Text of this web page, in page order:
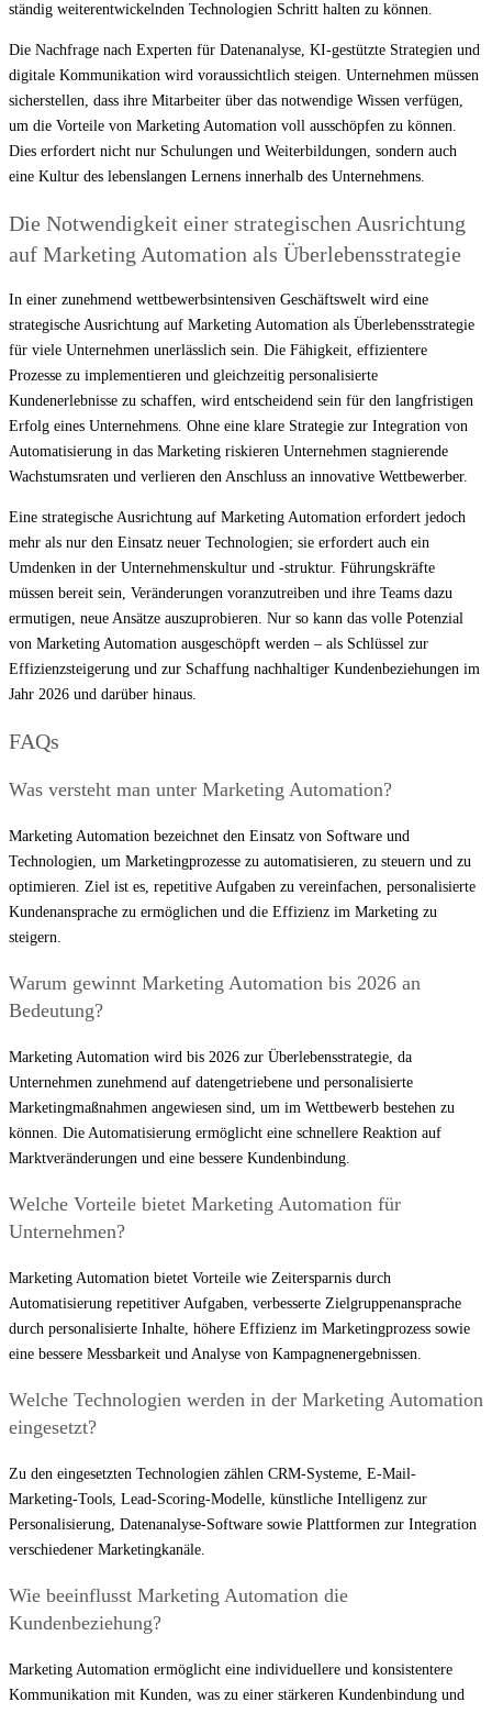
ständig weiterentwickelnden Technologien Schritt halten zu können.
Die Nachfrage nach Experten für Datenanalyse, KI-gestützte Strategien und
digitale Kommunikation wird voraussichtlich steigen. Unternehmen müssen
sicherstellen, dass ihre Mitarbeiter über das notwendige Wissen verfügen,
um die Vorteile von Marketing Automation voll ausschöpfen zu können.
Dies erfordert nicht nur Schulungen und Weiterbildungen, sondern auch
eine Kultur des lebenslangen Lernens innerhalb des Unternehmens.
Die Notwendigkeit einer strategischen Ausrichtung
auf Marketing Automation als Überlebensstrategie
In einer zunehmend wettbewerbsintensiven Geschäftswelt wird eine
strategische Ausrichtung auf Marketing Automation als Überlebensstrategie
für viele Unternehmen unerlässlich sein. Die Fähigkeit, effizientere
Prozesse zu implementieren und gleichzeitig personalisierte
Kundenerlebnisse zu schaffen, wird entscheidend sein für den langfristigen
Erfolg eines Unternehmens. Ohne eine klare Strategie zur Integration von
Automatisierung in das Marketing riskieren Unternehmen stagnierende
Wachstumsraten und verlieren den Anschluss an innovative Wettbewerber.
Eine strategische Ausrichtung auf Marketing Automation erfordert jedoch
mehr als nur den Einsatz neuer Technologien; sie erfordert auch ein
Umdenken in der Unternehmenskultur und -struktur. Führungskräfte
müssen bereit sein, Veränderungen voranzutreiben und ihre Teams dazu
ermutigen, neue Ansätze auszuprobieren. Nur so kann das volle Potenzial
von Marketing Automation ausgeschöpft werden – als Schlüssel zur
Effizienzsteigerung und zur Schaffung nachhaltiger Kundenbeziehungen im
Jahr 2026 und darüber hinaus.
FAQs
Was versteht man unter Marketing Automation?
Marketing Automation bezeichnet den Einsatz von Software und
Technologien, um Marketingprozesse zu automatisieren, zu steuern und zu
optimieren. Ziel ist es, repetitive Aufgaben zu vereinfachen, personalisierte
Kundenansprache zu ermöglichen und die Effizienz im Marketing zu
steigern.
Warum gewinnt Marketing Automation bis 2026 an
Bedeutung?
Marketing Automation wird bis 2026 zur Überlebensstrategie, da
Unternehmen zunehmend auf datengetriebene und personalisierte
Marketingmaßnahmen angewiesen sind, um im Wettbewerb bestehen zu
können. Die Automatisierung ermöglicht eine schnellere Reaktion auf
Marktveränderungen und eine bessere Kundenbindung.
Welche Vorteile bietet Marketing Automation für
Unternehmen?
Marketing Automation bietet Vorteile wie Zeitersparnis durch
Automatisierung repetitiver Aufgaben, verbesserte Zielgruppenansprache
durch personalisierte Inhalte, höhere Effizienz im Marketingprozess sowie
eine bessere Messbarkeit und Analyse von Kampagnenergebnissen.
Welche Technologien werden in der Marketing Automation
eingesetzt?
Zu den eingesetzten Technologien zählen CRM-Systeme, E-Mail-
Marketing-Tools, Lead-Scoring-Modelle, künstliche Intelligenz zur
Personalisierung, Datenanalyse-Software sowie Plattformen zur Integration
verschiedener Marketingkanäle.
Wie beeinflusst Marketing Automation die
Kundenbeziehung?
Marketing Automation ermöglicht eine individuellere und konsistentere
Kommunikation mit Kunden, was zu einer stärkeren Kundenbindung und